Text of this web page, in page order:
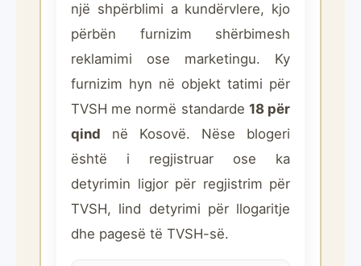
një shpërblimi a kundërvlere, kjo
përbën furnizim shërbimesh
reklamimi ose marketingu. Ky
furnizim hyn në objekt tatimi për
TVSH me normë standarde 18 për
qind në Kosovë. Nëse blogeri
është i regjistruar ose ka
detyrimin ligjor për regjistrim për
TVSH, lind detyrimi për llogaritje
dhe pagesë të TVSH-së.